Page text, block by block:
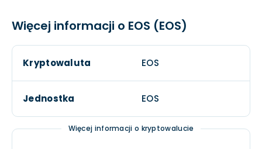
Więcej informacji o EOS (EOS)
Kryptowaluta EOS
Jednostka EOS
Więcej informacji o kryptowalucie